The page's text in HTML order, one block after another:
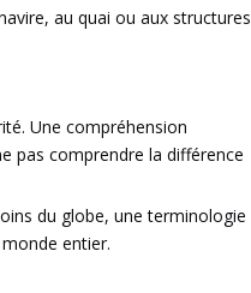
au quai ou aux structures
Une compréhension
pas comprendre la différence
du globe, une terminologie
entier.